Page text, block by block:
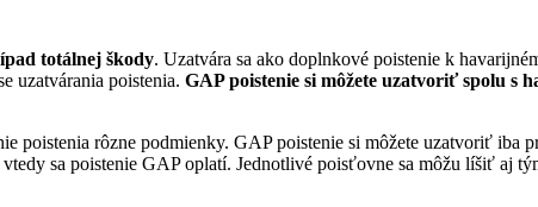
totálnej škody. Uzatvára sa ako doplnkové poistenie k
uzatvárania poistenia. GAP poistenie si môžete uzatvoriť spolu s
rôzne podmienky. GAP poistenie si môžete uzatvoriť iba
sa poistenie GAP oplatí. Jednotlivé poisťovne sa môžu líšiť aj